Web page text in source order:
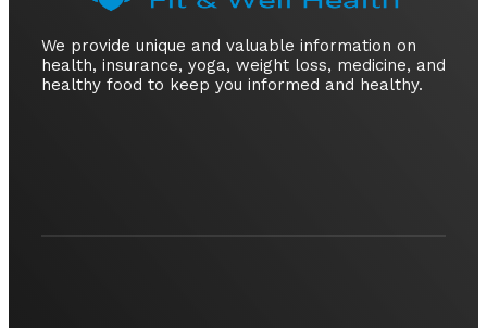
We provide unique and valuable information on
health, insurance, yoga, weight loss, medicine, and
healthy food to keep you informed and healthy.